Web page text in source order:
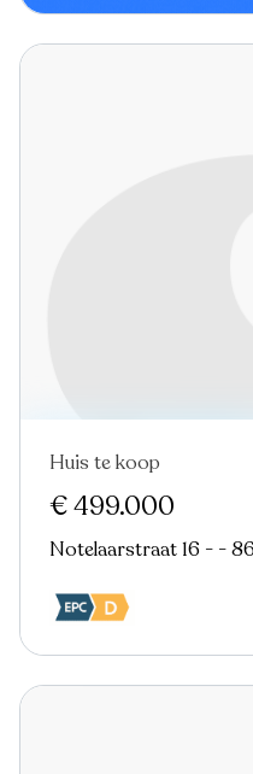
In optie
Huis te koop
€ 499.000
Notelaarstraat 16 - -